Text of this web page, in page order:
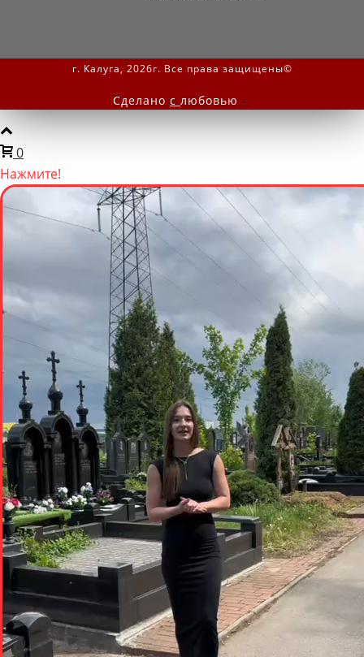
г. Калуга, 2026г. Все права защищены©
Сделано с любовью -
0
Нажмите!
Мы онлайн
Написать нам
Задайте вопрос в мессенджере
Telegram
WhatsApp
VK
MAX